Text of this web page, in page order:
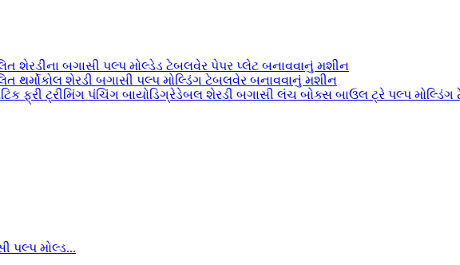
શેરડીના બગાસી પલ્પ મોલ્ડેડ ટેબલવેર પેપર પ્લેટ બનાવવાનું મશીન
થર્મોકોલ શેરડી બગાસી પલ્પ મોલ્ડિંગ ટેબલવેર બનાવવાનું મશીન
ફ્રી ટ્રીમિંગ પંચિંગ બાયોડિગ્રેડેબલ શેરડી બગાસી લંચ બોક્સ બાઉલ ટ્રે પલ્પ